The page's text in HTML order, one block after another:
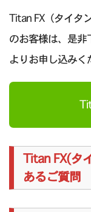
Titan FX（タイタ
のお客様は、是非
よりお申し込みく
Titan FX(タ
あるご質問